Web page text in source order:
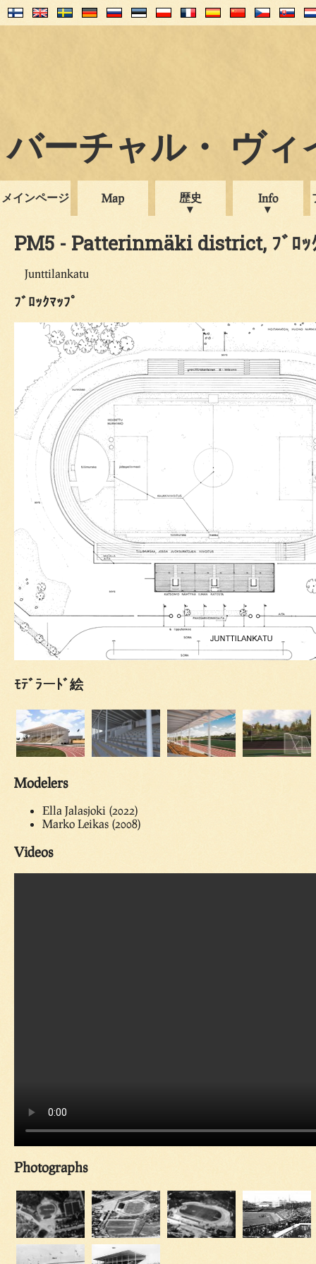
バーチャル・ ヴィ
メインページ Map 歴史 Info
PM5 - Patterinmäki district, ﾌﾞﾛｯ
Junttilankatu
ﾌﾞﾛｯｸﾏｯﾌﾟ
ﾓﾃﾞﾗーﾄﾞ絵
Modelers
Ella Jalasjoki (2022)
Marko Leikas (2008)
Videos
Photographs